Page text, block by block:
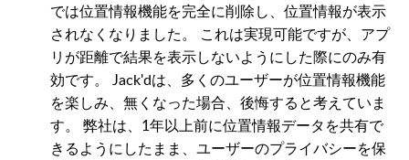
では位置情報機能を完全に削除し、位置情報が表示
されなくなりました。 これは実現可能ですが、アプ
リが距離で結果を表示しないようにした際にのみ有
効です。 Jack'dは、多くのユーザーが位置情報機能
を楽しみ、無くなった場合、後悔すると考えていま
す。 弊社は、1年以上前に位置情報データを共有で
きるようにしたまま、ユーザーのプライバシーを保